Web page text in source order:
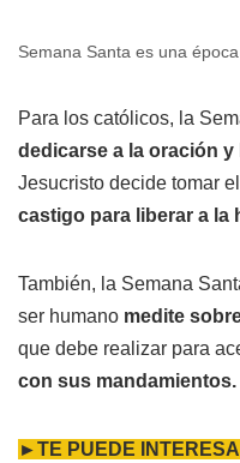
Semana Santa es una
Para los católicos, la
dedicarse a la oración y
Jesucristo decide tomar
castigo para liberar a la
También, la Semana
ser humano medite
que debe realizar para
con sus mandamientos.
►TE PUEDE